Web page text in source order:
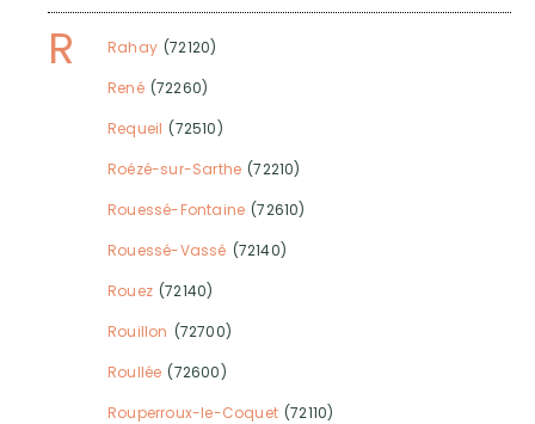
R Rahay (72120)
René (72260)
Requeil (72510)
Roézé-sur-Sarthe (72210)
Rouessé-Fontaine (72610)
Rouessé-Vassé (72140)
Rouez (72140)
Rouillon (72700)
Roullée (72600)
Rouperroux-le-Coquet (72110)